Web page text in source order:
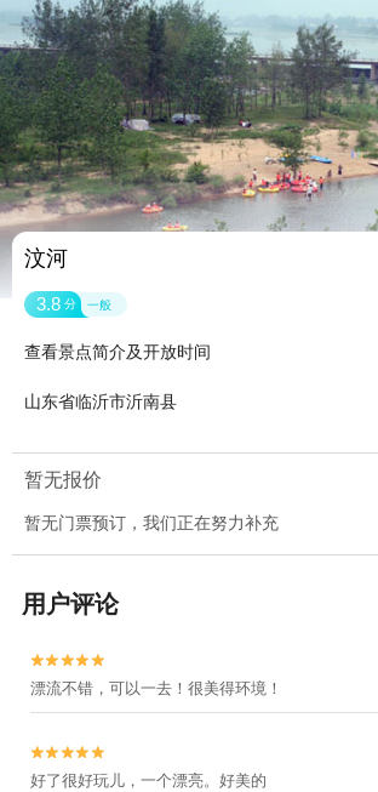
汶河
3.8 分 一般
查看景点简介及开放时间
山东省临沂市沂南县
暂无报价
暂无门票预订，我们正在努力补充
用户评论


漂流不错，可以一去！很美得环境！


好了很好玩儿，一个漂亮。好美的
